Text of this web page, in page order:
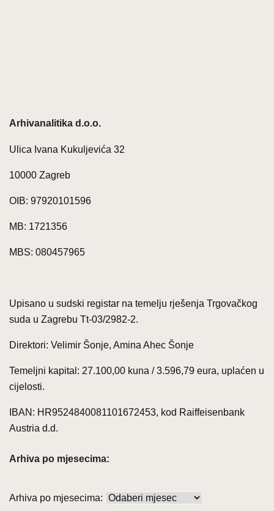
Arhivanalitika d.o.o.
Ulica Ivana Kukuljevića 32
10000 Zagreb
OIB: 97920101596
MB: 1721356
MBS: 080457965
Upisano u sudski registar na temelju rješenja Trgovačkog
suda u Zagrebu Tt-03/2982-2.
Direktori: Velimir Šonje, Amina Ahec Šonje
Temeljni kapital: 27.100,00 kuna / 3.596,79 eura, uplaćen u
cijelosti.
IBAN: HR9524840081101672453, kod Raiffeisenbank
Austria d.d.
Arhiva po mjesecima:
Arhiva po mjesecima: